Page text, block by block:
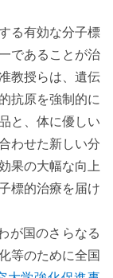
る有効な分子標
であることが治
教授らは、遺伝
抗原を強制的に
と、体に優しい
わせた新しい分
果の大幅な向上
標的治療を届け
が国のさらなる
等のために全国